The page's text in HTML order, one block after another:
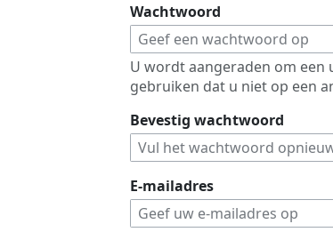
Wachtwoord
U wordt aangeraden om
gebruiken dat u niet op een
Bevestig wachtwoord
E-mailadres